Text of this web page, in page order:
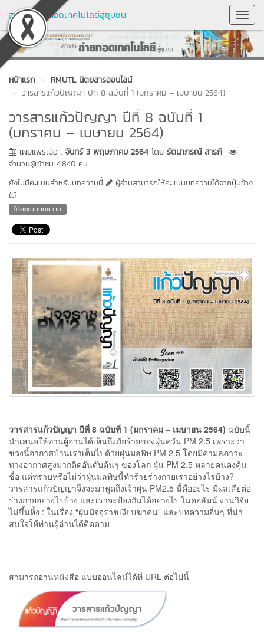
สถาบันถ่ายทอดเทคโนโลยีสู่ชุมชน
หน้าแรก
RMUTL นิตยสารออนไลน์
วารสารแก้วปัญญา ปีที่ 8 ฉบับที่ 1 (มกราคม – เมษายน 2564)
วารสารแก้วปัญญา ปีที่ 8 ฉบับที่ 1
(มกราคม – เมษายน 2564)
เผยแพร่เมื่อ : จันทร์ 3 พฤษภาคม 2564 โดย รัตนาภรณ์ สารภี
จำนวนผู้เข้าชม 4,840 คน
ยังไม่มีคะแนนสำหรับบทความนี้
ผู้อ่านสามารถให้คะแนนบทความได้จากปุ่มข้าง
ใต้
ให้คะแนนบทความ
วารสารแก้วปัญญา ปีที่ 8 ฉบับที่ 1 (มกราคม – เมษายน 2564) ฉบับนี้
นำเสนอให้ท่านผู้อ่านได้เห็นถึงภัยร้ายของฝุ่นควัน PM 2.5 เพราะว่า
ช่วงนี้อากาศบ้านเราเต็มไปด้วยฝุ่นมลพิษ PM 2.5 โดยมีค่ามลภาวะ
ทางอากาศสูงมากติดอันดับต้นๆ ของโลก ฝุ่น PM 2.5 หลายคนคงคุ้น
ชื่อ แต่ทราบหรือไม่ว่าฝุ่นมลพิษนี้ทำร้ายร่างกายเราอย่างไรบ้าง?
วารสารแก้วปัญญาจึงจะมาพูดถึงเจ้าฝุ่น PM2.5 นี้คืออะไร มีผลเสียต่อ
ร่างกายอย่างไรบ้าง และเราจะป้องกันได้อย่างไร ในคอลัมน์ งานวิจัย
ไม่ขึ้นหิ้ง : ในเรื่อง “ฝุ่นมัจจุราชเงียบฆ่าคน” และบทความอื่นๆ ที่น่า
สนใจให้ท่านผู้อ่านได้ติดตาม
สามารถอ่านหนังสือ แบบออนไลน์ได้ที่ URL ต่อไปนี้